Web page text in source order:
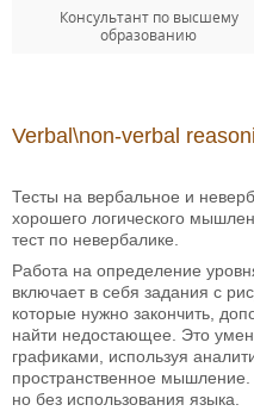
Консультант по высшему
образованию
Verbal\non-verbal
Тесты на вербальное и
хорошего логического
тест по невербалике.
Работа на определение
включает в себя задания с
которые нужно закончить,
найти недостающее. Это
графиками, используя
пространственное
но без использования языка.